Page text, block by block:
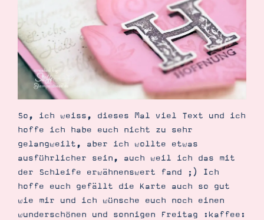
So, ich weiss, dieses Mal viel Text und ich
hoffe ich habe euch nicht zu sehr
gelangweilt, aber ich wollte etwas
ausführlicher sein, auch weil ich das mit
der Schleife erwähnenswert fand ;) Ich
hoffe euch gefällt die Karte auch so gut
wie mir und ich wünsche euch noch einen
wunderschönen und sonnigen Freitag :kaffee: